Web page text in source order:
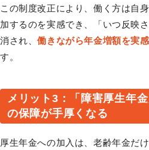
この制度改正により、働く方は自
加するのを実感でき、「いつ反映
消され、働きながら年金増額を実
す。
メリット3：「障害厚生年
の保障が手厚くなる
厚生年金への加入は、老齢年金だ